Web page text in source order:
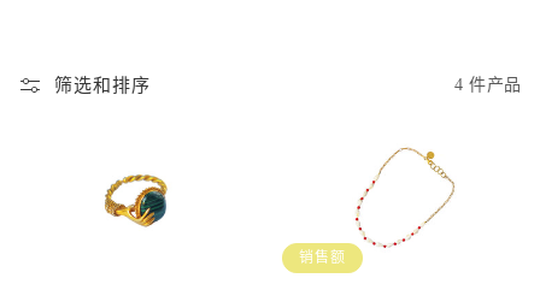
筛选和排序 4 件产品
销售额